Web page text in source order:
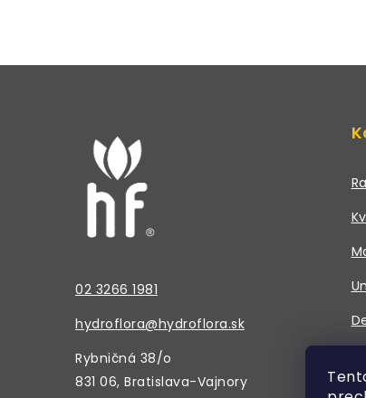
02 3266 1981
hydroflora@hydroflora.sk
Rybničná 38/o
831 06, Bratislava-Vajnory